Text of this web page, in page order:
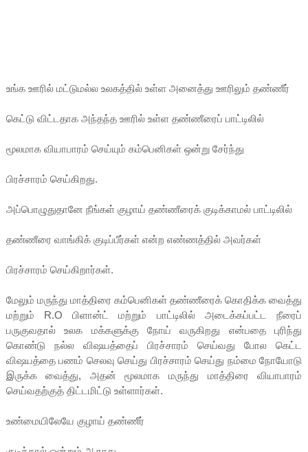
உங்க ஊரில் மட்டுமல்ல உலகத்தில் உள்ள அனைத்து ஊரிலும் தண்ணீர்
கெட்டு விட்டதாக அந்தந்த ஊரில் உள்ள தண்ணீரைப் பாட்டிலில்
மூலமாக வியாபாரம் செய்யும் கம்பெனிகள் ஒன்று சேர்ந்து
பிரச்சாரம் செய்கிறது.
அப்பொழுதுதானே நீங்கள் குழாய் தண்ணீரைக் குடிக்காமல் பாட்டிலில்
தண்ணீரை வாங்கிக் குடிப்பீர்கள் என்ற எண்ணத்தில் அவர்கள்
பிரச்சாரம் செய்கிறார்கள்.
மேலும் மருந்து மாத்திரை கம்பெனிகள் தண்ணீரைக் கொதிக்க வைத்து
மற்றும் R.O பிளான்ட் மற்றும் பாட்டிலில் அடைக்கப்பட்ட நீரைப்
பருகுவதால் உலக மக்களுக்கு நோய் வருகிறது என்பதை புரிந்து
கொண்டு நல்ல விஷயத்தைப் பிரச்சாரம் செய்வது போல கெட்ட
விஷயத்தை பணம் செலவு செய்து பிரச்சாரம் செய்து நம்மை நோயோடு
இருக்க வைத்து, அதன் மூலமாக மருந்து மாத்திரை வியாபாரம்
செய்வதற்குத் திட்டமிட்டு உள்ளார்கள்.
உண்மையிலேயே குழாய் தண்ணீர்